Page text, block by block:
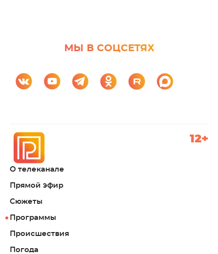
МЫ В СОЦСЕТЯХ
О телеканале
Прямой эфир
Сюжеты
Программы
Происшествия
Погода
12+